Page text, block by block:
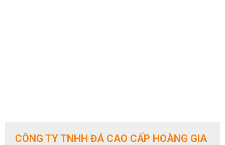
CÔNG TY TNHH ĐÁ CAO CẤP HOÀNG GIA